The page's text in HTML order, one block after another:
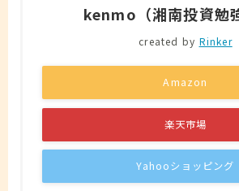
kenmo（湘南投資勉
created by Rinker
Amazon
楽天市場
Yahooショッピング